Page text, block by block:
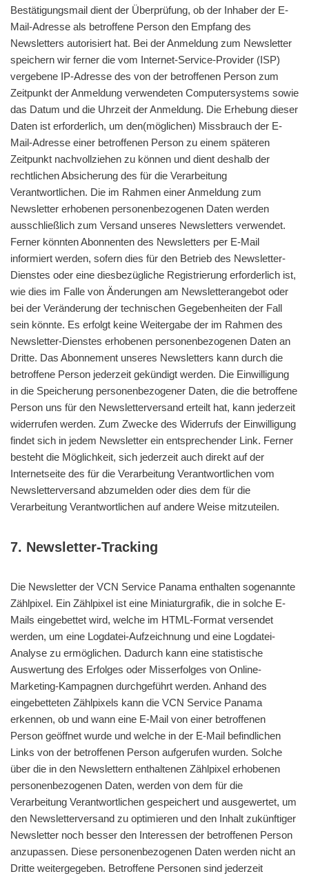
Bestätigungsmail dient der Überprüfung, ob der Inhaber der E-
Mail-Adresse als betroffene Person den Empfang des
Newsletters autorisiert hat. Bei der Anmeldung zum Newsletter
speichern wir ferner die vom Internet-Service-Provider (ISP)
vergebene IP-Adresse des von der betroffenen Person zum
Zeitpunkt der Anmeldung verwendeten Computersystems sowie
das Datum und die Uhrzeit der Anmeldung. Die Erhebung dieser
Daten ist erforderlich, um den(möglichen) Missbrauch der E-
Mail-Adresse einer betroffenen Person zu einem späteren
Zeitpunkt nachvollziehen zu können und dient deshalb der
rechtlichen Absicherung des für die Verarbeitung
Verantwortlichen. Die im Rahmen einer Anmeldung zum
Newsletter erhobenen personenbezogenen Daten werden
ausschließlich zum Versand unseres Newsletters verwendet.
Ferner könnten Abonnenten des Newsletters per E-Mail
informiert werden, sofern dies für den Betrieb des Newsletter-
Dienstes oder eine diesbezügliche Registrierung erforderlich ist,
wie dies im Falle von Änderungen am Newsletterangebot oder
bei der Veränderung der technischen Gegebenheiten der Fall
sein könnte. Es erfolgt keine Weitergabe der im Rahmen des
Newsletter-Dienstes erhobenen personenbezogenen Daten an
Dritte. Das Abonnement unseres Newsletters kann durch die
betroffene Person jederzeit gekündigt werden. Die Einwilligung
in die Speicherung personenbezogener Daten, die die betroffene
Person uns für den Newsletterversand erteilt hat, kann jederzeit
widerrufen werden. Zum Zwecke des Widerrufs der Einwilligung
findet sich in jedem Newsletter ein entsprechender Link. Ferner
besteht die Möglichkeit, sich jederzeit auch direkt auf der
Internetseite des für die Verarbeitung Verantwortlichen vom
Newsletterversand abzumelden oder dies dem für die
Verarbeitung Verantwortlichen auf andere Weise mitzuteilen.
7. Newsletter-Tracking
Die Newsletter der VCN Service Panama enthalten sogenannte
Zählpixel. Ein Zählpixel ist eine Miniaturgrafik, die in solche E-
Mails eingebettet wird, welche im HTML-Format versendet
werden, um eine Logdatei-Aufzeichnung und eine Logdatei-
Analyse zu ermöglichen. Dadurch kann eine statistische
Auswertung des Erfolges oder Misserfolges von Online-
Marketing-Kampagnen durchgeführt werden. Anhand des
eingebetteten Zählpixels kann die VCN Service Panama
erkennen, ob und wann eine E-Mail von einer betroffenen
Person geöffnet wurde und welche in der E-Mail befindlichen
Links von der betroffenen Person aufgerufen wurden. Solche
über die in den Newslettern enthaltenen Zählpixel erhobenen
personenbezogenen Daten, werden von dem für die
Verarbeitung Verantwortlichen gespeichert und ausgewertet, um
den Newsletterversand zu optimieren und den Inhalt zukünftiger
Newsletter noch besser den Interessen der betroffenen Person
anzupassen. Diese personenbezogenen Daten werden nicht an
Dritte weitergegeben. Betroffene Personen sind jederzeit